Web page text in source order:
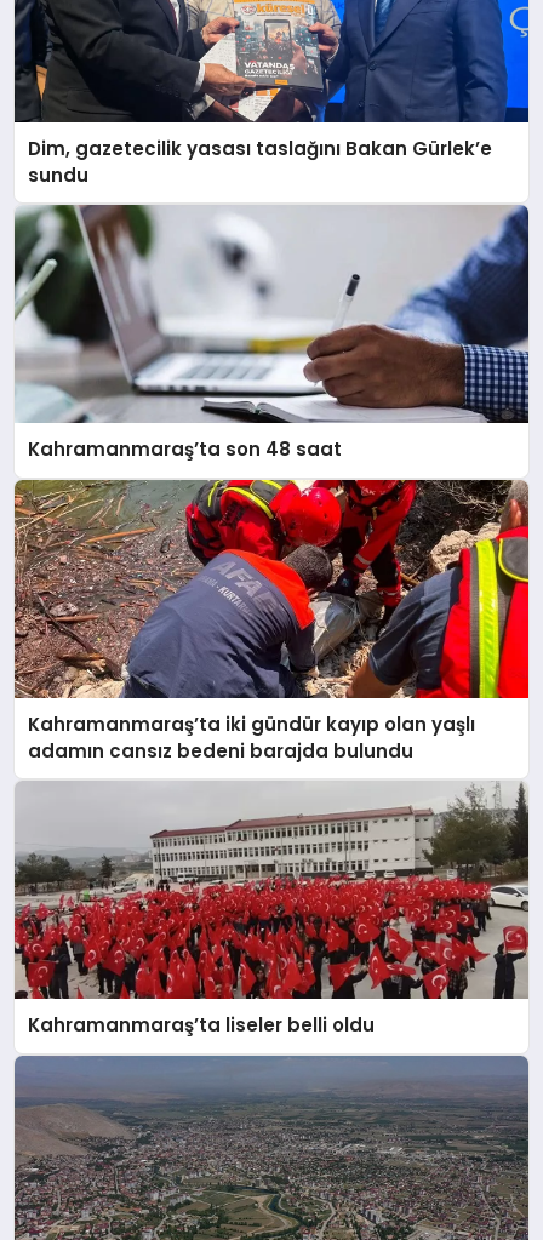
Dim, gazetecilik yasası taslağını Bakan Gürlek’e
sundu
Kahramanmaraş’ta son 48 saat
Kahramanmaraş’ta iki gündür kayıp olan yaşlı
adamın cansız bedeni barajda bulundu
Kahramanmaraş’ta liseler belli oldu